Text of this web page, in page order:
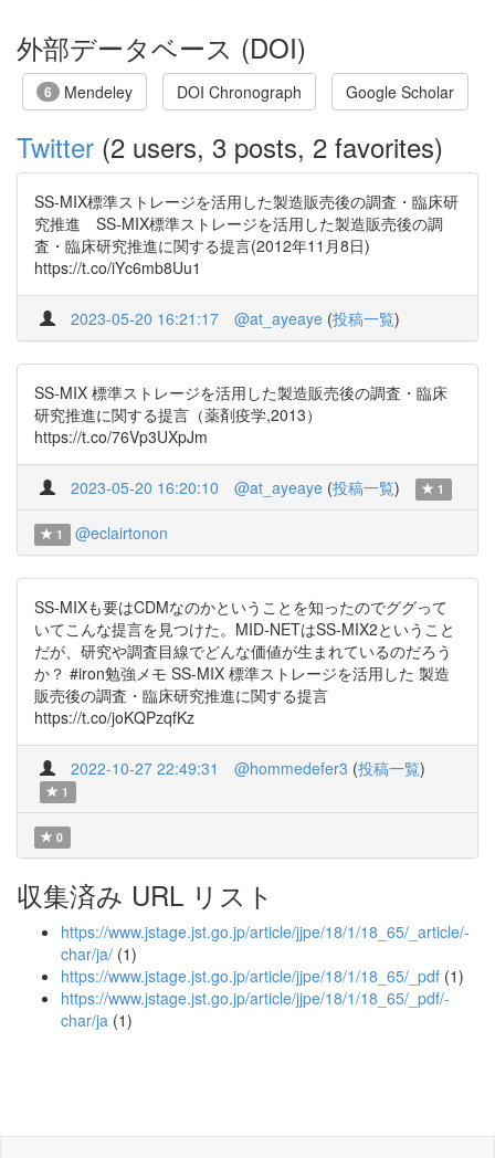
外部データベース (DOI)
6 Mendeley DOI Chronograph Google Scholar
Twitter (2 users, 3 posts, 2 favorites)
SS-MIX標準ストレージを活用した製造販売後の調査・臨床研
究推進 SS-MIX標準ストレージを活用した製造販売後の調
査・臨床研究推進に関する提言(2012年11月8日)
https://t.co/iYc6mb8Uu1
2023-05-20 16:21:17 @at_ayeaye (投稿一覧)
SS-MIX 標準ストレージを活用した製造販売後の調査・臨床
研究推進に関する提言（薬剤疫学,2013）
https://t.co/76Vp3UXpJm
2023-05-20 16:20:10 @at_ayeaye (投稿一覧) 1
1 @eclairtonon
SS-MIXも要はCDMなのかということを知ったのでググって
いてこんな提言を見つけた。MID-NETはSS-MIX2ということ
だが、研究や調査目線でどんな価値が生まれているのだろう
か？ #iron勉強メモ SS-MIX 標準ストレージを活用した 製造
販売後の調査・臨床研究推進に関する提言
https://t.co/joKQPzqfKz
2022-10-27 22:49:31 @hommedefer3 (投稿一覧)
1
0
収集済み URL リスト
https://www.jstage.jst.go.jp/article/jjpe/18/1/18_65/_article/-
char/ja/ (1)
https://www.jstage.jst.go.jp/article/jjpe/18/1/18_65/_pdf (1)
https://www.jstage.jst.go.jp/article/jjpe/18/1/18_65/_pdf/-
char/ja (1)